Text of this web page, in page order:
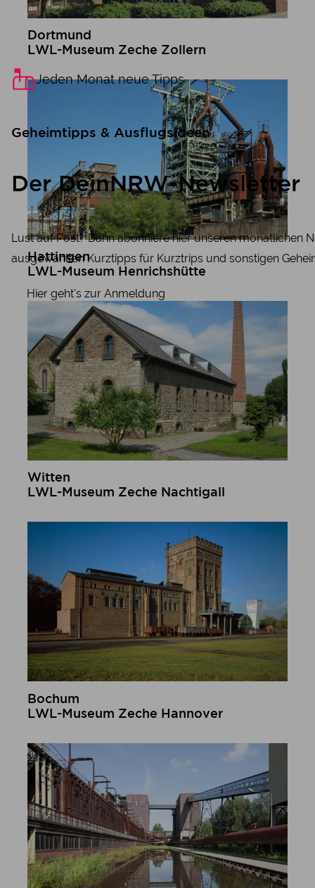
Dortmund
LWL-Museum Zeche Zollern
Hattingen
LWL-Museum Henrichshütte
mehr erfahren
Witten
LWL-Museum Zeche Nachtigall
Bochum
LWL-Museum Zeche Hannover
Jeden Monat neue Tipps
Geheimtipps & Ausflugsideen
Der DeinNRW-Newsletter
Lust auf Post? Dann abonniere hier unseren monatlichen
ausgewählten Kurztipps für Kurztrips und sonstigen
Hier geht's zur Anmeldung